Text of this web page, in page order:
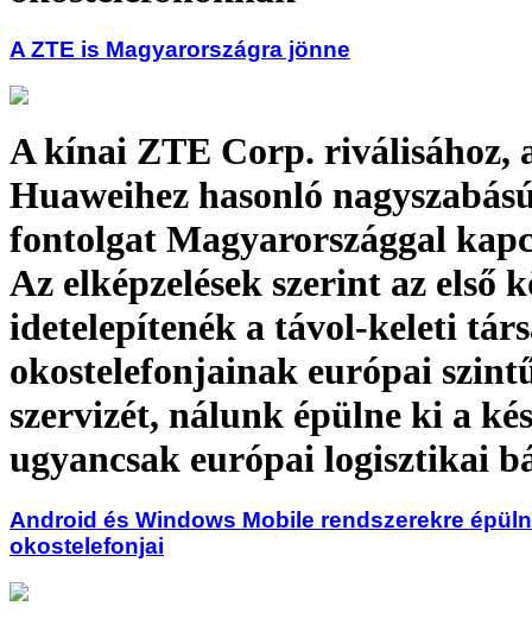
A ZTE is Magyarországra jönne
A kínai ZTE Corp. riválisához,
Huaweihez hasonló
fontolgat Magyarországgal
Az elképzelések szerint az első
idetelepítenék a távol-keleti
okostelefonjainak európai
szervizét, nálunk épülne ki a
ugyancsak európai logisztikai
Android és Windows Mobile rendszerekre
okostelefonjai